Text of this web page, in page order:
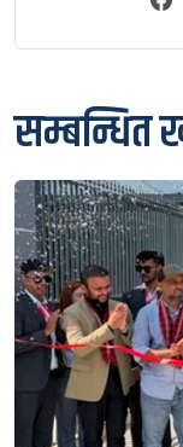
सम्बन्धित